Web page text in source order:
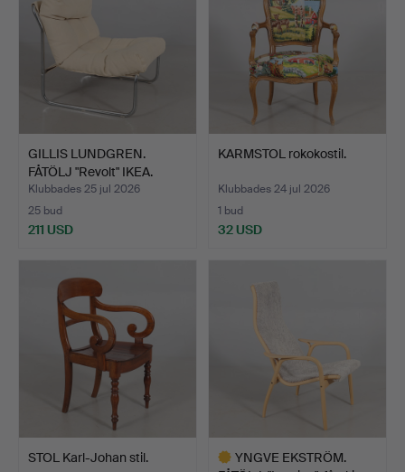
GILLIS LUNDGREN.
FÅTÖLJ "Revolt" IKEA.
Klubbades 25 jul 2026
25 bud
211 USD
KARMSTOL rokokostil.
Klubbades 24 jul 2026
1 bud
32 USD
STOL Karl-Johan stil.
YNGVE EKSTRÖM.